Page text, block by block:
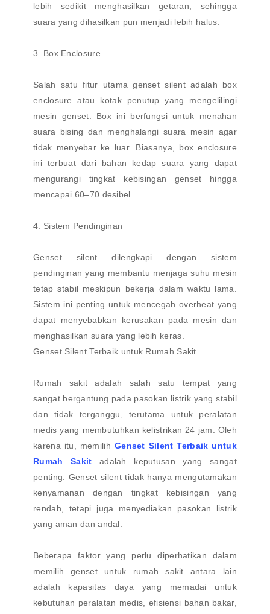
lebih sedikit menghasilkan getaran, sehingga
suara yang dihasilkan pun menjadi lebih halus.
3. Box Enclosure
Salah satu fitur utama genset silent adalah box
enclosure atau kotak penutup yang mengelilingi
mesin genset. Box ini berfungsi untuk menahan
suara bising dan menghalangi suara mesin agar
tidak menyebar ke luar. Biasanya, box enclosure
ini terbuat dari bahan kedap suara yang dapat
mengurangi tingkat kebisingan genset hingga
mencapai 60–70 desibel.
4. Sistem Pendinginan
Genset silent dilengkapi dengan sistem
pendinginan yang membantu menjaga suhu mesin
tetap stabil meskipun bekerja dalam waktu lama.
Sistem ini penting untuk mencegah overheat yang
dapat menyebabkan kerusakan pada mesin dan
menghasilkan suara yang lebih keras.
Genset Silent Terbaik untuk Rumah Sakit
Rumah sakit adalah salah satu tempat yang
sangat bergantung pada pasokan listrik yang stabil
dan tidak terganggu, terutama untuk peralatan
medis yang membutuhkan kelistrikan 24 jam. Oleh
karena itu, memilih Genset Silent Terbaik untuk
Rumah Sakit adalah keputusan yang sangat
penting. Genset silent tidak hanya mengutamakan
kenyamanan dengan tingkat kebisingan yang
rendah, tetapi juga menyediakan pasokan listrik
yang aman dan andal.
Beberapa faktor yang perlu diperhatikan dalam
memilih genset untuk rumah sakit antara lain
adalah kapasitas daya yang memadai untuk
kebutuhan peralatan medis, efisiensi bahan bakar,